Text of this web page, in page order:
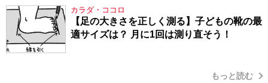
カラダ・ココロ
【足の大きさを正しく測る】子どもの靴の最
適サイズは？ 月に1回は測り直そう！
もっと読む